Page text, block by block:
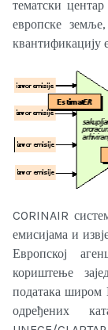
тематски
европске
квантификацију
CORINAIR
емисијама и
Европској
кориштење
података широм
одређених